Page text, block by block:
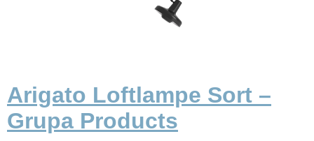
Arigato Loftlampe Sort –
Grupa Products